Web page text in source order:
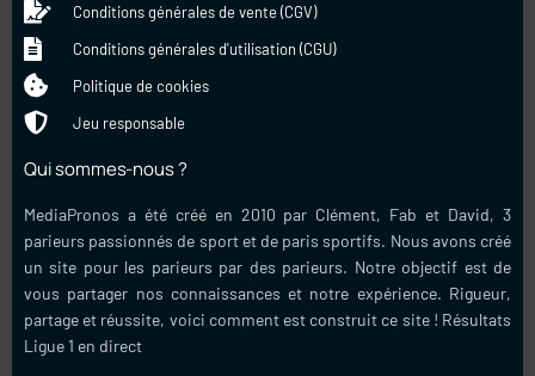
Conditions générales de vente (CGV)
Conditions générales d'utilisation (CGU)
Politique de cookies
Jeu responsable
Qui sommes-nous ?
MediaPronos a été créé en 2010 par Clément, Fab et David, 3
parieurs passionnés de sport et de paris sportifs. Nous avons créé
un site pour les parieurs par des parieurs. Notre objectif est de
vous partager nos connaissances et notre expérience. Rigueur,
partage et réussite, voici comment est construit ce site ! Résultats
Ligue 1 en direct